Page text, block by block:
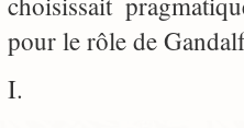
pour le rôle de
I.